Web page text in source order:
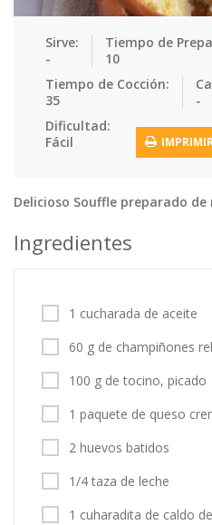
Postres Recetas de…
Recetas Me…
Sandwiches
Tacos
Tortas Vegetales
Recetas
Contáctanos
Entrar / Registrarse
Sirve:
-
Tiempo de
10
Tiempo de Cocción:
35
-
Dificultad:
Fácil
Delicioso Souffle preparado
Ingredientes
1 cucharada de aceite
60 g de champiñones
100 g de tocino, picado
1 paquete de queso
2 huevos batidos
1/4 taza de leche
1 cuharadita de caldo